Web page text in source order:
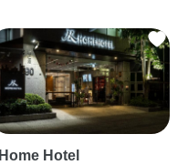
Home Hotel